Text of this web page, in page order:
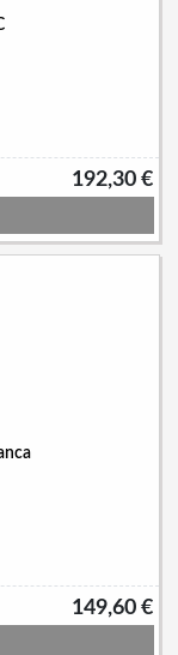
192,30 €
149,60 €